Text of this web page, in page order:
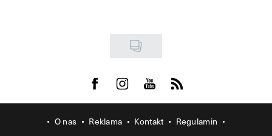
Visit us on Facebook
Visit us on Instagram
Visit us on Youtube
Visit us on Rss
O nas Reklama Kontakt
Regulamin